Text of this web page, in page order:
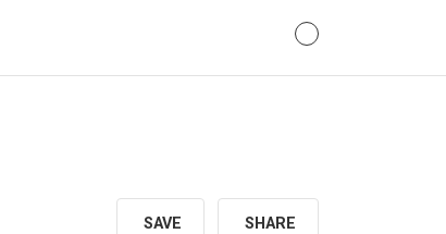
SAVE SHARE